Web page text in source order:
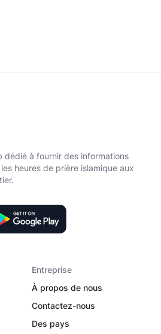
dédié à fournir des informations
heures de prière islamique aux
Entreprise
À propos de nous
Contactez-nous
Des pays